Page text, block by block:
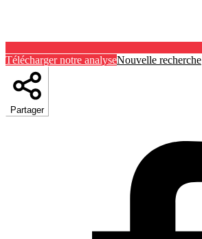
Télécharger notre analyseNouvelle recherche
Partager